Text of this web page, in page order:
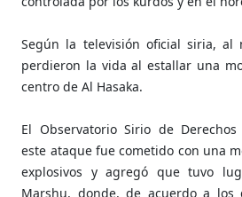
Según la televisión oficial siria, al
perdieron la vida al estallar una
centro de Al Hasaka.
El Observatorio Sirio de
este ataque fue cometido con una
explosivos y agregó que tuvo
Marshu, donde, de acuerdo a los